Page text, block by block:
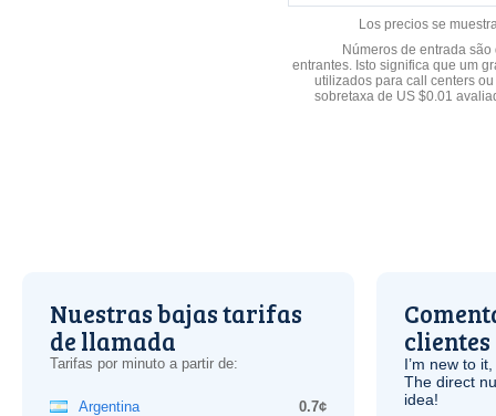
Los precios se
Números de entrada
entrantes. Isto significa que um
utilizados para call centers
sobretaxa de US $0.01
Nuestras bajas tarifas
de llamada
Tarifas por minuto a partir de:
Argentina
0.7¢
clientes
I’m new to
The direct
idea!